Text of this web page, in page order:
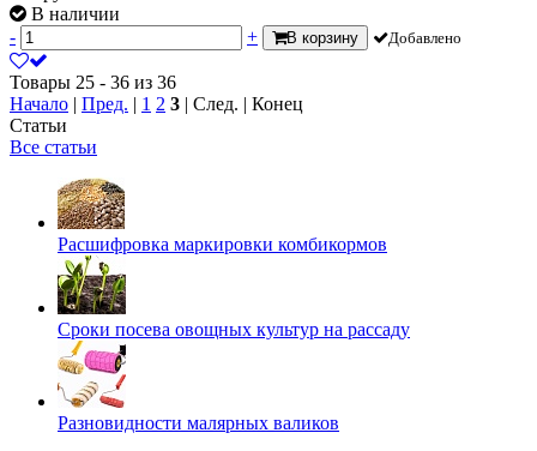
В наличии
-
+ В корзину Добавлено
Товары 25 - 36 из 36
Начало | Пред. | 1 2 3 | След. | Конец
Статьи
Все статьи
Расшифровка маркировки комбикормов
Сроки посева овощных культур на рассаду
Разновидности малярных валиков